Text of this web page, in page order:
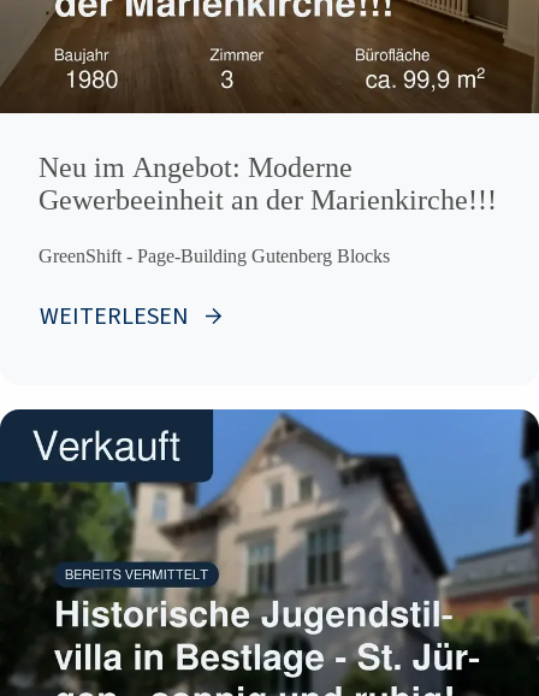
Neu im Angebot: Moderne
Gewerbeeinheit an der Marienkirche!!!
GreenShift - Page-Building Gutenberg Blocks
WEITERLESEN